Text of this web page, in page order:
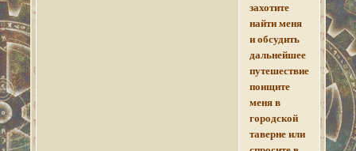
захотите
найти меня
и обсудить
дальнейшее
путешествие,
поищите
меня в
городской
таверне или